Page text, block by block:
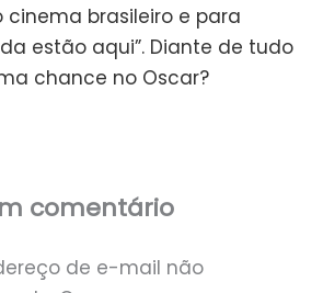
cinema brasileiro e para
estão aqui”. Diante de tudo
chance no Oscar?
comentário
de e-mail não